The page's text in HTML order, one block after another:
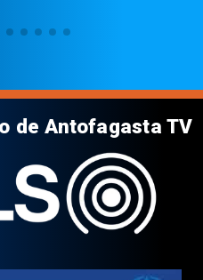
de Antofagasta TV